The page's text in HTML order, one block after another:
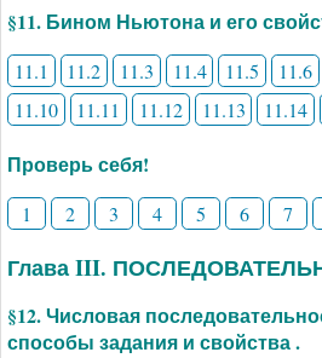
§11. Бином Ньютона и его
11.1 11.2 11.3 11.4 11.5 11.6
11.10
11.11 11.12 11.13 11.14
Проверь себя!
1 2 3 4 5 6 7
Глава III.
§12. Числовая
способы задания и свойства .